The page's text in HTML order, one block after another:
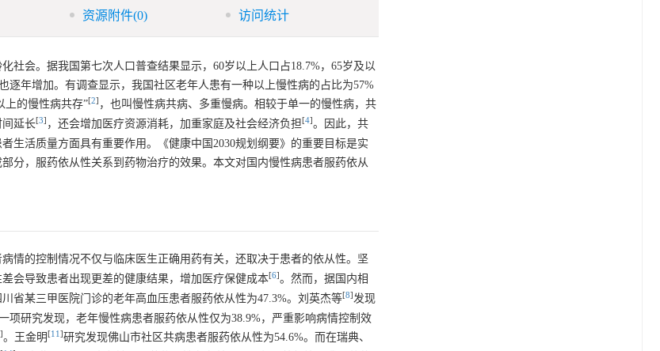
资源附件(0) 访问统计
社会。据我国第七次人口普查结果显示，60岁以上人口占18.7%，65岁及以
逐年增加。有调查显示，我国社区老年人患有一种以上慢性病的占比为57%
上的慢性病共存”[2] ，也叫慢性病共病、多重慢病。相较于单一的慢性病，共
延长[3] ，还会增加医疗资源消耗，加重家庭及社会经济负担[4]。因此，共
生活质量方面具有重要作用。《健康中国2030规划纲要》的重要目标是实
分，服药依从性关系到药物治疗的效果。本文对国内慢性病患者服药依从
情的控制情况不仅与临床医生正确用药有关，还取决于患者的依从性。坚
会导致患者出现更差的健康结果，增加医疗保健成本[6]。然而，据国内相
省某三甲医院门诊的老年高血压患者服药依从性为47.3%。刘英杰等[8]发现
研究发现，老年慢性病患者服药依从性仅为38.9%，严重影响病情控制效
]。王金明 [11 ]研究发现佛山市社区共病患者服药依从性为54.6%。而在瑞典、